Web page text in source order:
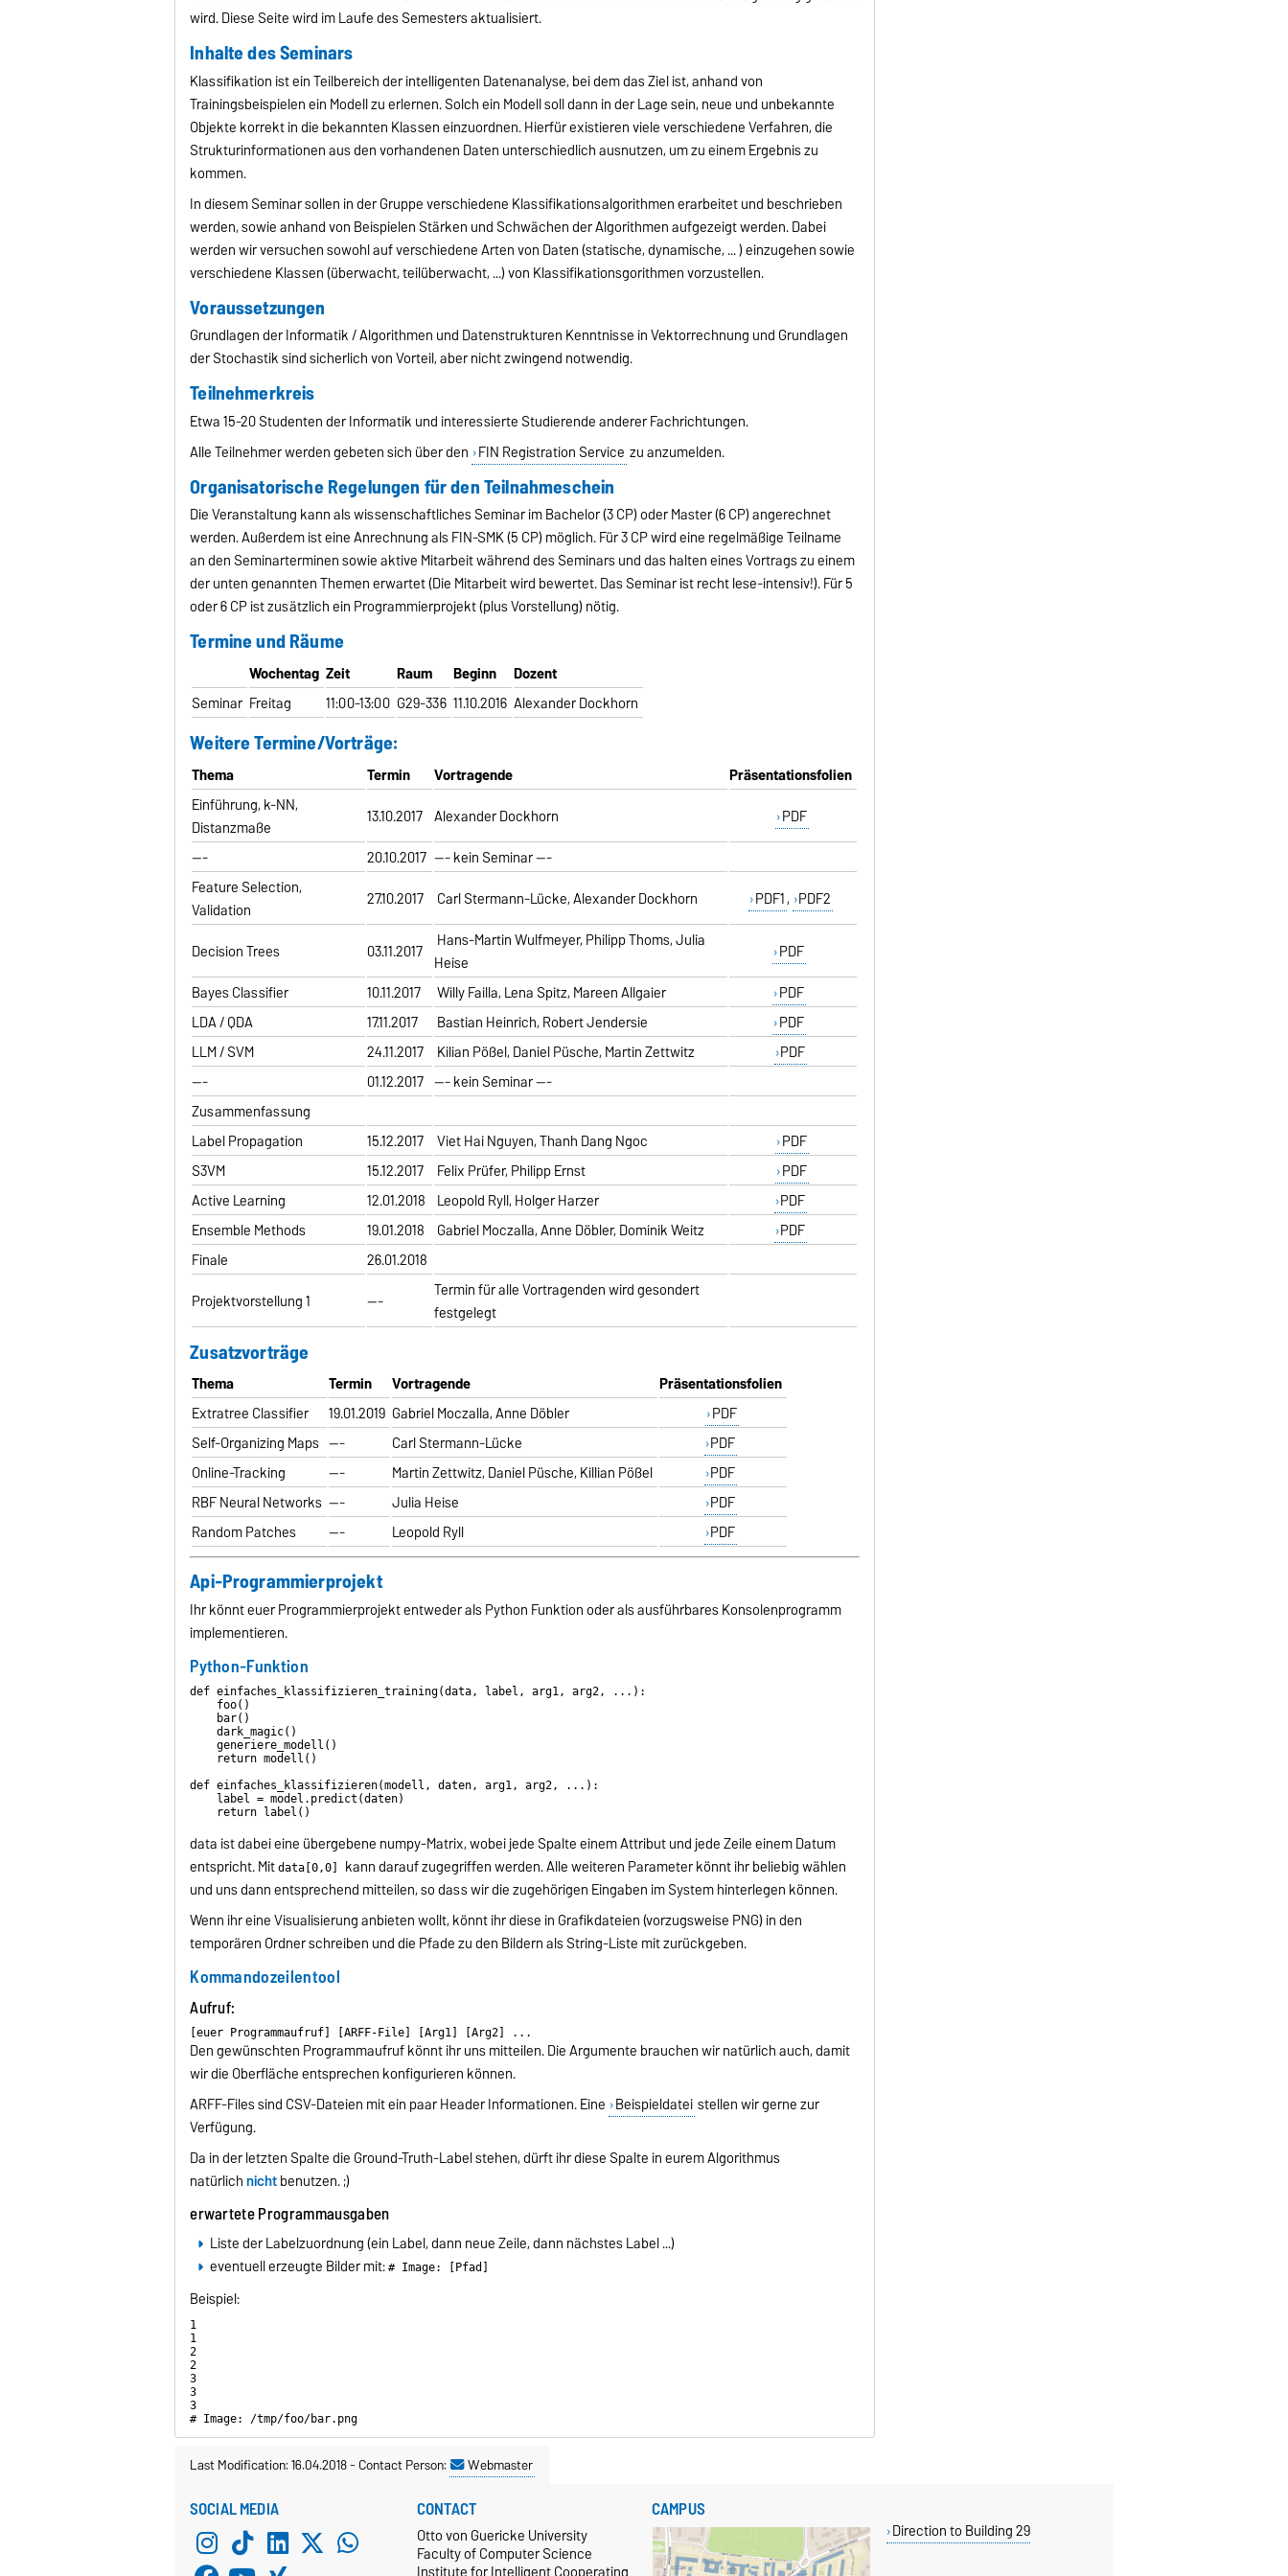
wird. Diese Seite wird im Laufe des Semesters aktualisiert.
Inhalte des Seminars
Klassifikation ist ein Teilbereich der intelligenten Datenanalyse, bei dem das Ziel ist, anhand von
Trainingsbeispielen ein Modell zu erlernen. Solch ein Modell soll dann in der Lage sein, neue und unbekannte
Objekte korrekt in die bekannten Klassen einzuordnen. Hierfür existieren viele verschiedene Verfahren, die
Strukturinformationen aus den vorhandenen Daten unterschiedlich ausnutzen, um zu einem Ergebnis zu
kommen.
In diesem Seminar sollen in der Gruppe verschiedene Klassifikationsalgorithmen erarbeitet und beschrieben
werden, sowie anhand von Beispielen Stärken und Schwächen der Algorithmen aufgezeigt werden. Dabei
werden wir versuchen sowohl auf verschiedene Arten von Daten (statische, dynamische, ... ) einzugehen sowie
verschiedene Klassen (überwacht, teilüberwacht, ...) von Klassifikationsgorithmen vorzustellen.
Voraussetzungen
Grundlagen der Informatik / Algorithmen und Datenstrukturen Kenntnisse in Vektorrechnung und Grundlagen
der Stochastik sind sicherlich von Vorteil, aber nicht zwingend notwendig.
Teilnehmerkreis
Etwa 15-20 Studenten der Informatik und interessierte Studierende anderer Fachrichtungen.
Alle Teilnehmer werden gebeten sich über den FIN Registration Service zu anzumelden.
Organisatorische Regelungen für den Teilnahmeschein
Die Veranstaltung kann als wissenschaftliches Seminar im Bachelor (3 CP) oder Master (6 CP) angerechnet
werden. Außerdem ist eine Anrechnung als FIN-SMK (5 CP) möglich. Für 3 CP wird eine regelmäßige Teilname
an den Seminarterminen sowie aktive Mitarbeit während des Seminars und das halten eines Vortrags zu einem
der unten genannten Themen erwartet (Die Mitarbeit wird bewertet. Das Seminar ist recht lese-intensiv!). Für 5
oder 6 CP ist zusätzlich ein Programmierprojekt (plus Vorstellung) nötig.
Termine und Räume
Wochentag Zeit Raum Beginn
Dozent
Seminar Freitag 11:00-13:00 G29-336 11.10.2016 Alexander Dockhorn
Weitere Termine/Vorträge:
Thema Termin Vortragende
Präsentationsfolien
Einführung, k-NN,
Distanzmaße
13.10.2017 Alexander Dockhorn
PDF
---
20.10.2017 --- kein Seminar ---
Feature Selection,
Validation
27.10.2017 Carl Stermann-Lücke, Alexander Dockhorn PDF1, PDF2
Decision Trees 03.11.2017
Hans-Martin Wulfmeyer, Philipp Thoms, Julia
Heise
PDF
Bayes Classifier
10.11.2017 Willy Failla, Lena Spitz, Mareen Allgaier
PDF
LDA / QDA
17.11.2017 Bastian Heinrich, Robert Jendersie
PDF
LLM / SVM
24.11.2017 Kilian Pößel, Daniel Püsche, Martin Zettwitz
PDF
---
01.12.2017 --- kein Seminar ---
Zusammenfassung
Label Propagation
15.12.2017 Viet Hai Nguyen, Thanh Dang Ngoc
PDF
S3VM
15.12.2017 Felix Prüfer, Philipp Ernst
PDF
Active Learning
12.01.2018 Leopold Ryll, Holger Harzer
PDF
Ensemble Methods
19.01.2018 Gabriel Moczalla, Anne Döbler, Dominik Weitz
PDF
Finale
26.01.2018
Projektvorstellung 1
---
Termin für alle Vortragenden wird gesondert
festgelegt
Zusatzvorträge
Thema Termin Vortragende
Präsentationsfolien
Extratree Classifier
19.01.2019 Gabriel Moczalla, Anne Döbler
PDF
Self-Organizing Maps --- Carl Stermann-Lücke
PDF
Online-Tracking
--- Martin Zettwitz, Daniel Püsche, Killian Pößel
PDF
RBF Neural Networks --- Julia Heise
PDF
Random Patches
--- Leopold Ryll PDF
Api-Programmierprojekt
Ihr könnt euer Programmierprojekt entweder als Python Funktion oder als ausführbares Konsolenprogramm
implementieren.
Python-Funktion
def einfaches_klassifizieren_training(data, label, arg1, arg2, ...):
    foo()
    bar()
    dark_magic()
    generiere_modell()
    return modell()
def einfaches_klassifizieren(modell, daten, arg1, arg2, ...):
    label = model.predict(daten)
    return label()
data ist dabei eine übergebene numpy-Matrix, wobei jede Spalte einem Attribut und jede Zeile einem Datum
entspricht. Mitdata[0,0] kann darauf zugegriffen werden. Alle weiteren Parameter könnt ihr beliebig wählen
und uns dann entsprechend mitteilen, so dass wir die zugehörigen Eingaben im System hinterlegen können.
Wenn ihr eine Visualisierung anbieten wollt, könnt ihr diese in Grafikdateien (vorzugsweise PNG) in den
temporären Ordner schreiben und die Pfade zu den Bildern als String-Liste mit zurückgeben.
Kommandozeilentool
Aufruf:
Den gewünschten Programmaufruf könnt ihr uns mitteilen. Die Argumente brauchen wir natürlich auch, damit
wir die Oberfläche entsprechen konfigurieren können.
ARFF-Files sind CSV-Dateien mit ein paar Header Informationen. Eine Beispieldatei stellen wir gerne zur
Verfügung.
Da in der letzten Spalte die Ground-Truth-Label stehen, dürft ihr diese Spalte in eurem Algorithmus
natürlichnichtbenutzen. ;)
erwartete Programmausgaben
Liste der Labelzuordnung (ein Label, dann neue Zeile, dann nächstes Label ...)
eventuell erzeugte Bilder mit: # Image: [Pfad]
Beispiel:
1
1
2
2
3
3
3
# Image: /tmp/foo/bar.png
Last Modification: 16.04.2018-Contact Person: Webmaster
SOCIAL MEDIA CONTACT
Otto von Guericke University
Faculty of Computer Science
CAMPUS
Direction to Building 29